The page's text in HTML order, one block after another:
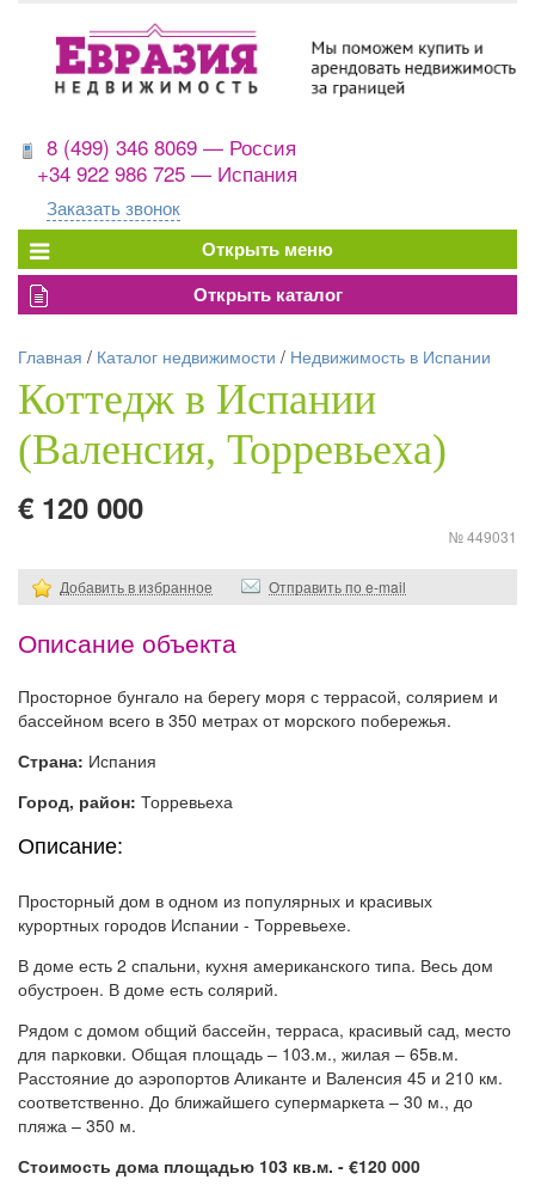
8 (499) 346 8069 — Россия
+34 922 986 725 — Испания
Заказать звонок
Главная / Каталог недвижимости / Недвижимость в Испании
Коттедж в Испании
(Валенсия, Торревьеха)
€ 120 000
№ 449031
Добавить в избранное Отправить по e-mail
Описание объекта
Просторное бунгало на берегу моря с террасой, солярием и
бассейном всего в 350 метрах от морского побережья.
Страна: Испания
Город, район: Торревьеха
Описание:
Просторный дом в одном из популярных и красивых
курортных городов Испании - Торревьехе.
В доме есть 2 спальни, кухня американского типа. Весь дом
обустроен. В доме есть солярий.
Рядом с домом общий бассейн, терраса, красивый сад, место
для парковки. Общая площадь – 103.м., жилая – 65в.м.
Расстояние до аэропортов Аликанте и Валенсия 45 и 210 км.
соответственно. До ближайшего супермаркета – 30 м., до
пляжа – 350 м.
Стоимость дома площадью 103 кв.м. - €120 000